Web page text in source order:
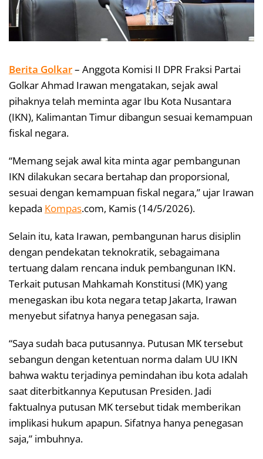
Berita Golkar– Anggota Komisi II DPR Fraksi Partai
Golkar Ahmad Irawan mengatakan, sejak awal
pihaknya telah meminta agar Ibu Kota Nusantara
(IKN), Kalimantan Timur dibangun sesuai kemampuan
fiskal negara.
“Memang sejak awal kita minta agar pembangunan
IKN dilakukan secara bertahap dan proporsional,
sesuai dengan kemampuan fiskal negara,” ujar Irawan
kepada Kompas.com, Kamis (14/5/2026).
Selain itu, kata Irawan, pembangunan harus disiplin
dengan pendekatan teknokratik, sebagaimana
tertuang dalam rencana induk pembangunan IKN.
Terkait putusan Mahkamah Konstitusi (MK) yang
menegaskan ibu kota negara tetap Jakarta, Irawan
menyebut sifatnya hanya penegasan saja.
“Saya sudah baca putusannya. Putusan MK tersebut
sebangun dengan ketentuan norma dalam UU IKN
bahwa waktu terjadinya pemindahan ibu kota adalah
saat diterbitkannya Keputusan Presiden. Jadi
faktualnya putusan MK tersebut tidak memberikan
implikasi hukum apapun. Sifatnya hanya penegasan
saja,” imbuhnya.